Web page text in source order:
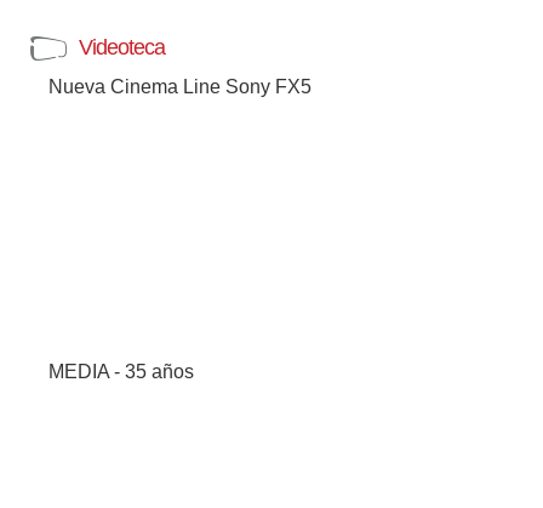
Videoteca
Nueva Cinema Line Sony FX5
MEDIA - 35 años